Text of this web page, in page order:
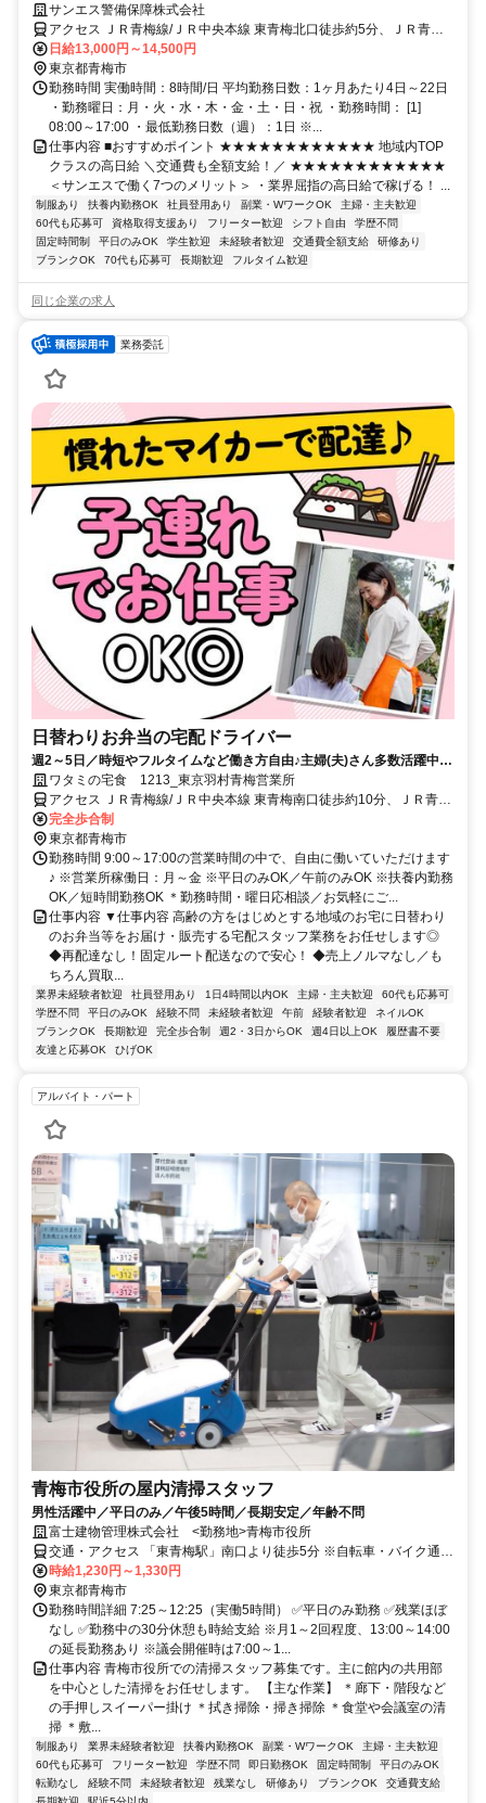
サンエス警備保障株式会社
アクセス ＪＲ青梅線/ＪＲ中央本線 東青梅北口徒歩約5分、ＪＲ青梅
線 河辺南口徒歩約12分、ＪＲ青梅線/ＪＲ中央本線 青梅徒歩約23分
直行直帰OK＊交通費全額支給＊立川支社（「立川駅」南口より徒歩3
分程度）※支社が複数ある為、自宅の最寄りなどお近くの支社での面
接OK！
日給13,000円～14,500円
東京都青梅市
勤務時間 実働時間：8時間/日 平均勤務日数：1ヶ月あたり4日～22日
・勤務曜日：月・火・水・木・金・土・日・祝 ・勤務時間： [1]
08:00～17:00 ・最低勤務日数（週）：1日 ※...
仕事内容 ■おすすめポイント ★★★★★★★★★★★★ 地域内TOP
クラスの高日給 ＼交通費も全額支給！／ ★★★★★★★★★★★★
＜サンエスで働く7つのメリット＞ ・業界屈指の高日給で稼げる！ ...
制服あり 扶養内勤務OK 社員登用あり 副業・WワークOK
主婦・主夫歓迎
60代も応募可
資格取得支援あり フリーター歓迎 シフト自由
学歴不問
固定時間制
平日のみOK 学生歓迎 未経験者歓迎 交通費全額支給
研修あり
ブランクOK
70代も応募可 長期歓迎 フルタイム歓迎
同じ企業の求人
業務委託
日替わりお弁当の宅配ドライバー
週2～5日／時短やフルタイムなど働き方自由♪主婦(夫)さん多数活躍中！
サポート体制バッチリなのでお子さんの行事でのお休みなども取りやす
い◎
ワタミの宅食 1213_東京羽村青梅営業所
アクセス ＪＲ青梅線/ＪＲ中央本線 東青梅南口徒歩約10分、ＪＲ青梅
線 河辺南口徒歩約18分、ＪＲ青梅線/ＪＲ中央本線 青梅徒歩約20分
完全歩合制
東京都青梅市
勤務時間 9:00～17:00の営業時間の中で、自由に働いていただけます
♪ ※営業所稼働日：月～金 ※平日のみOK／午前のみOK ※扶養内勤務
OK／短時間勤務OK ＊勤務時間・曜日応相談／お気軽にご...
仕事内容 ▼仕事内容 高齢の方をはじめとする地域のお宅に日替わり
のお弁当等をお届け・販売する宅配スタッフ業務をお任せします◎
◆再配達なし！固定ルート配送なので安心！ ◆売上ノルマなし／も
ちろん買取...
業界未経験者歓迎 社員登用あり 1日4時間以内OK 主婦・主夫歓迎
60代も応募可
学歴不問
平日のみOK 経験不問 未経験者歓迎 午前 経験者歓迎
ネイルOK
ブランクOK
長期歓迎 完全歩合制 週2・3日からOK 週4日以上OK
履歴書不要
友達と応募OK
ひげOK
アルバイト・パート
青梅市役所の屋内清掃スタッフ
男性活躍中／平日のみ／午後5時間／長期安定／年齢不問
富士建物管理株式会社 <勤務地>青梅市役所
交通・アクセス 「東青梅駅」南口より徒歩5分 ※自転車・バイク通勤
OK
時給1,230円～1,330円
東京都青梅市
勤務時間詳細 7:25～12:25（実働5時間） ✅平日のみ勤務 ✅残業ほぼ
なし ✅勤務中の30分休憩も時給支給 ※月1～2回程度、13:00～14:00
の延長勤務あり ※議会開催時は7:00～1...
仕事内容 青梅市役所での清掃スタッフ募集です。主に館内の共用部
を中心とした清掃をお任せします。 【主な作業】 ＊廊下・階段など
の手押しスイーパー掛け ＊拭き掃除・掃き掃除 ＊食堂や会議室の清
掃 ＊敷...
制服あり 業界未経験者歓迎 扶養内勤務OK 副業・WワークOK
主婦・主夫歓迎
60代も応募可
フリーター歓迎 学歴不問 即日勤務OK 固定時間制
平日のみOK
転勤なし
経験不問 未経験者歓迎 残業なし 研修あり ブランクOK
交通費支給